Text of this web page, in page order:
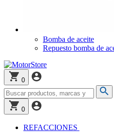
Bomba de aceite
Repuesto bomba de
0
0
REFACCIONES